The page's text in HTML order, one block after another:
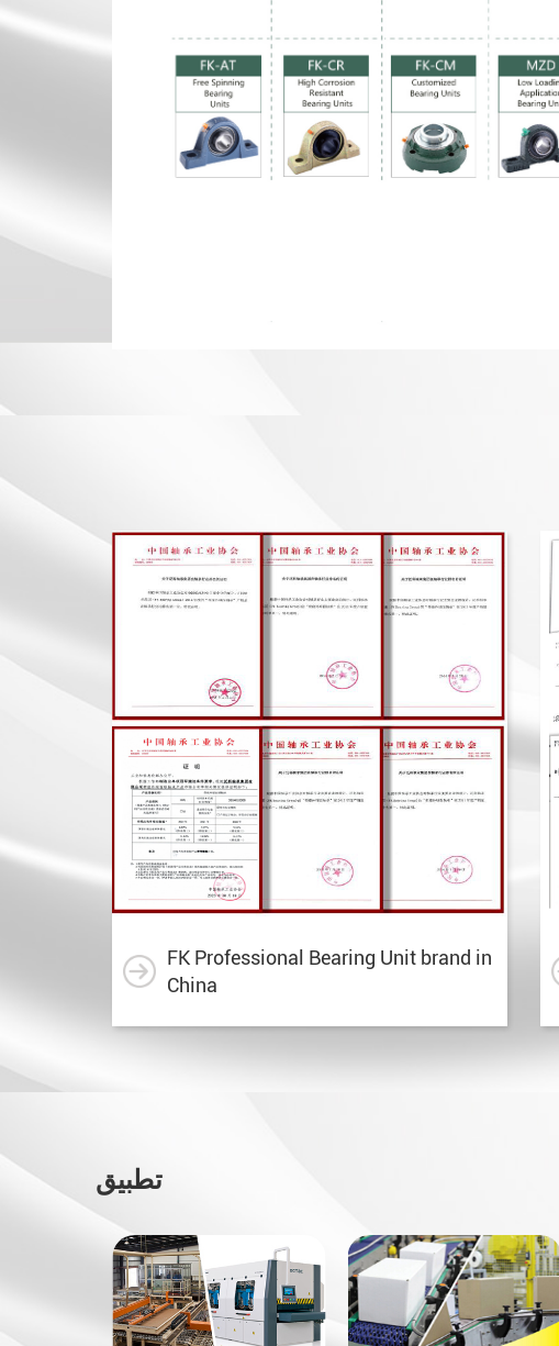
FK Professional Bearing Unit brand in
China
تطبيق
Topping-Out Ceremony
Held for FK Bearing State-
of-the-Art Smart Plant,
Assessment Approved: FK
Bearing Group Technology
Center Receives Fujian